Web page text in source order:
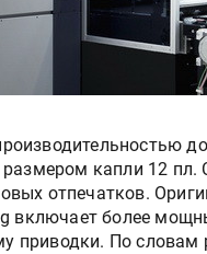
размером капли 12
отпечатков.
включает более
приводки. По словам